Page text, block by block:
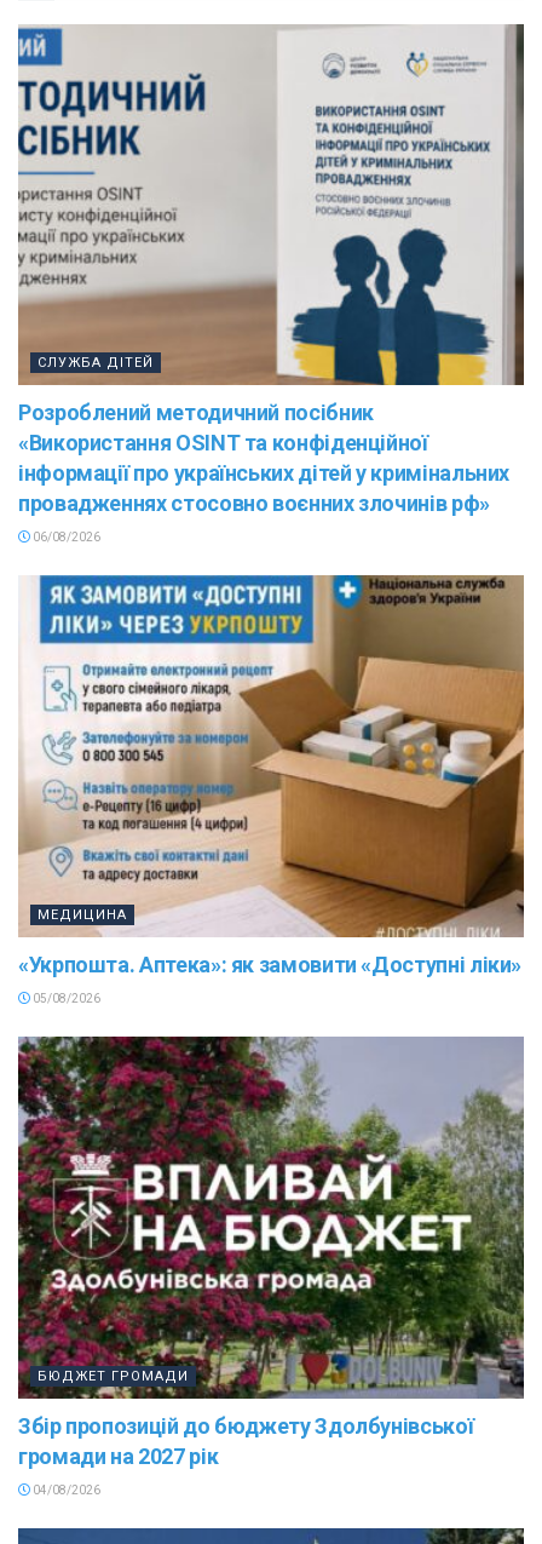
СЛУЖБА ДІТЕЙ
Розроблений методичний посібник
«Використання OSINT та конфіденційної
інформації про українських дітей у кримінальних
провадженнях стосовно воєнних злочинів рф»
06/08/2026
МЕДИЦИНА
«Укрпошта. Аптека»: як замовити «Доступні ліки»
05/08/2026
БЮДЖЕТ ГРОМАДИ
Збір пропозицій до бюджету Здолбунівської
громади на 2027 рік
04/08/2026